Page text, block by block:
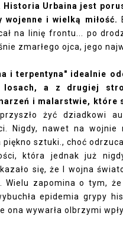
Historia Urbaina jest
wojenne i wielką miłość.
na linię frontu... po
zmarłego ojca, jego
i terpentyna" idealnie
losach, a z drugiej
i malarstwie, które
żyć dziadkowi
Nigdy, nawet na
piękno sztuki., choć
która jednak już
się, że I wojna
Wielu zapomina o tym,
epidemia grypy
ona wywarła olbrzymi